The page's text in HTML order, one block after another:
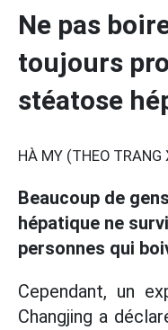
Ne pas
toujours
stéatose
HÀ MY (THEO TRANG
Beaucoup de
hépatique ne
personnes qui
Cependant, un
Changjing a